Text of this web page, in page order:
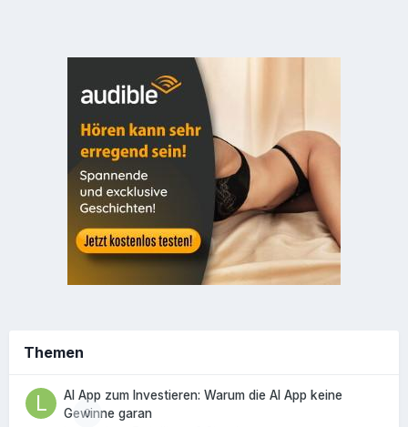
Themen
0
AI App zum Investieren: Warum die AI App keine
Gewinne garan